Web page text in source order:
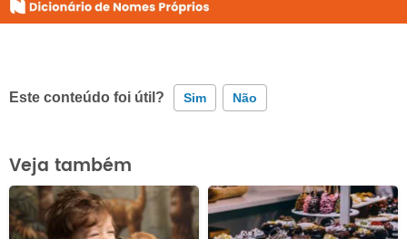
Este conteúdo foi útil? Sim Não
Este conteúdo contém informação incorreta
Este conteúdo não tem a informação que procuro
Outro
Veja também